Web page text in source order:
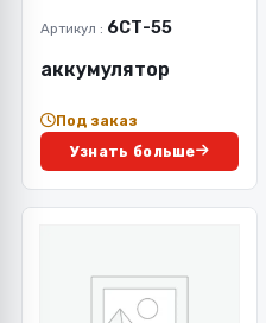
Артикул : 6СТ-55
аккумулятор
Под заказ
Узнать больше